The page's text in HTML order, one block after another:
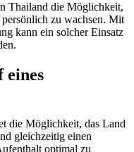
Thailand die Möglichkeit,
zu wachsen. Mit
kann ein solcher Einsatz
eines
die Möglichkeit, das Land
gleichzeitig einen
optimal zu